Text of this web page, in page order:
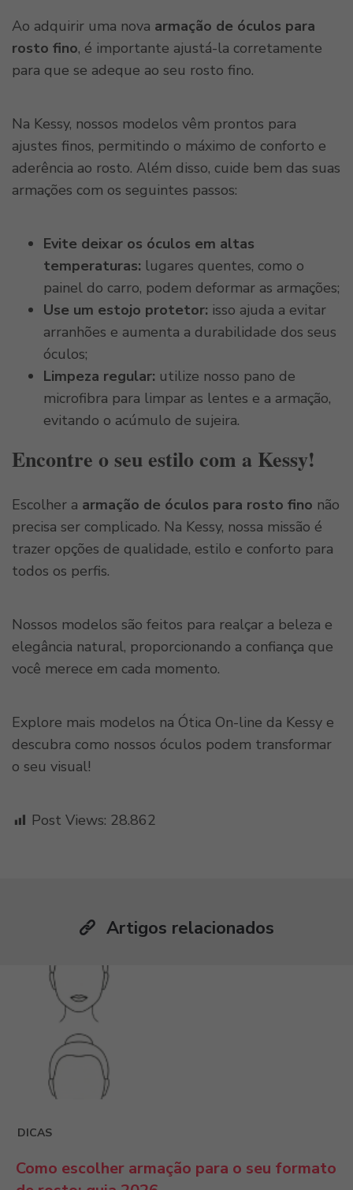
Ao adquirir uma nova armação de óculos para
rosto fino, é importante ajustá-la corretamente
para que se adeque ao seu rosto fino.
Na Kessy, nossos modelos vêm prontos para
ajustes finos, permitindo o máximo de conforto e
aderência ao rosto. Além disso, cuide bem das suas
armações com os seguintes passos:
Evite deixar os óculos em altas
temperaturas: lugares quentes, como o
painel do carro, podem deformar as armações;
Use um estojo protetor: isso ajuda a evitar
arranhões e aumenta a durabilidade dos seus
óculos;
Limpeza regular: utilize nosso pano de
microfibra para limpar as lentes e a armação,
evitando o acúmulo de sujeira.
Encontre o seu estilo com a Kessy!
Escolher a armação de óculos para rosto fino não
precisa ser complicado. Na Kessy, nossa missão é
trazer opções de qualidade, estilo e conforto para
todos os perfis.
Nossos modelos são feitos para realçar a beleza e
elegância natural, proporcionando a confiança que
você merece em cada momento.
Explore mais modelos na Ótica On-line da Kessy e
descubra como nossos óculos podem transformar
o seu visual!
Post Views: 28.862
Artigos relacionados
DICAS
Como escolher armação para o seu formato